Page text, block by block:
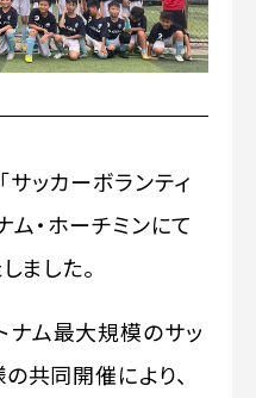
ッカーボランティ
・ホーチミンにて
ました。
ナム最大規模のサッ
共同開催により、